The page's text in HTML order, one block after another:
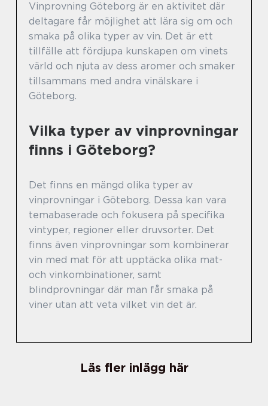
Vinprovning Göteborg är en aktivitet där
deltagare får möjlighet att lära sig om och
smaka på olika typer av vin. Det är ett
tillfälle att fördjupa kunskapen om vinets
värld och njuta av dess aromer och smaker
tillsammans med andra vinälskare i
Göteborg.
Vilka typer av vinprovningar
finns i Göteborg?
Det finns en mängd olika typer av
vinprovningar i Göteborg. Dessa kan vara
temabaserade och fokusera på specifika
vintyper, regioner eller druvsorter. Det
finns även vinprovningar som kombinerar
vin med mat för att upptäcka olika mat-
och vinkombinationer, samt
blindprovningar där man får smaka på
viner utan att veta vilket vin det är.
Läs fler inlägg här